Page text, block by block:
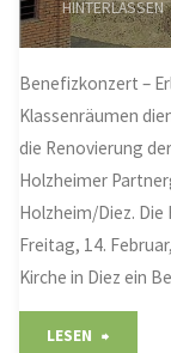
HINTERLASSEN
Benefizkonzert –
Klassenräumen
die Renovierung
Holzheimer
Holzheim/Diez.
Freitag, 14.
Kirche in Diez ein
LESEN